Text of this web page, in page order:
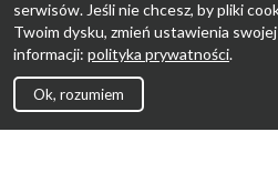
serwisów. Jeśli nie chcesz, by pliki
Twoim dysku, zmień ustawienia
informacji: polityka prywatności.
Ok, rozumiem